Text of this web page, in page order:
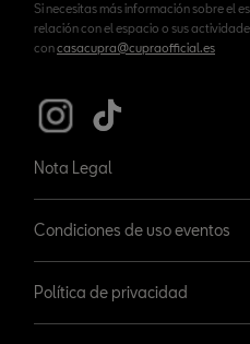
Si necesitas más información sobre el
relación con el espacio o sus
concasacupra@cupraofficial.es
Nota Legal
Condiciones de uso eventos
Política de privacidad